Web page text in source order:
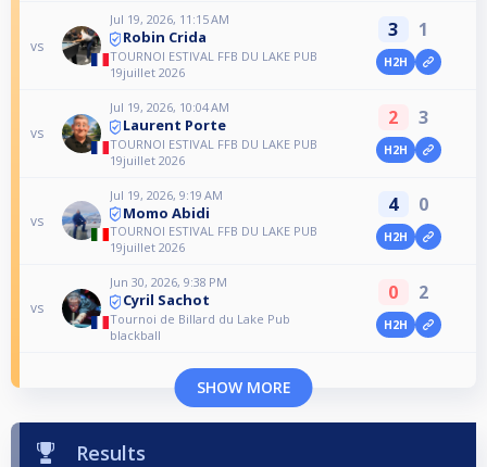
vs
Jul 19, 2026, 11:15 AM
Robin Crida
TOURNOI ESTIVAL FFB DU LAKE PUB
19juillet 2026
3 1
H2H
vs
Jul 19, 2026, 10:04 AM
Laurent Porte
TOURNOI ESTIVAL FFB DU LAKE PUB
19juillet 2026
2 3
H2H
vs
Jul 19, 2026, 9:19 AM
Momo Abidi
TOURNOI ESTIVAL FFB DU LAKE PUB
19juillet 2026
4 0
H2H
vs
Jun 30, 2026, 9:38 PM
Cyril Sachot
Tournoi de Billard du Lake Pub
blackball
0 2
H2H
SHOW MORE
Results